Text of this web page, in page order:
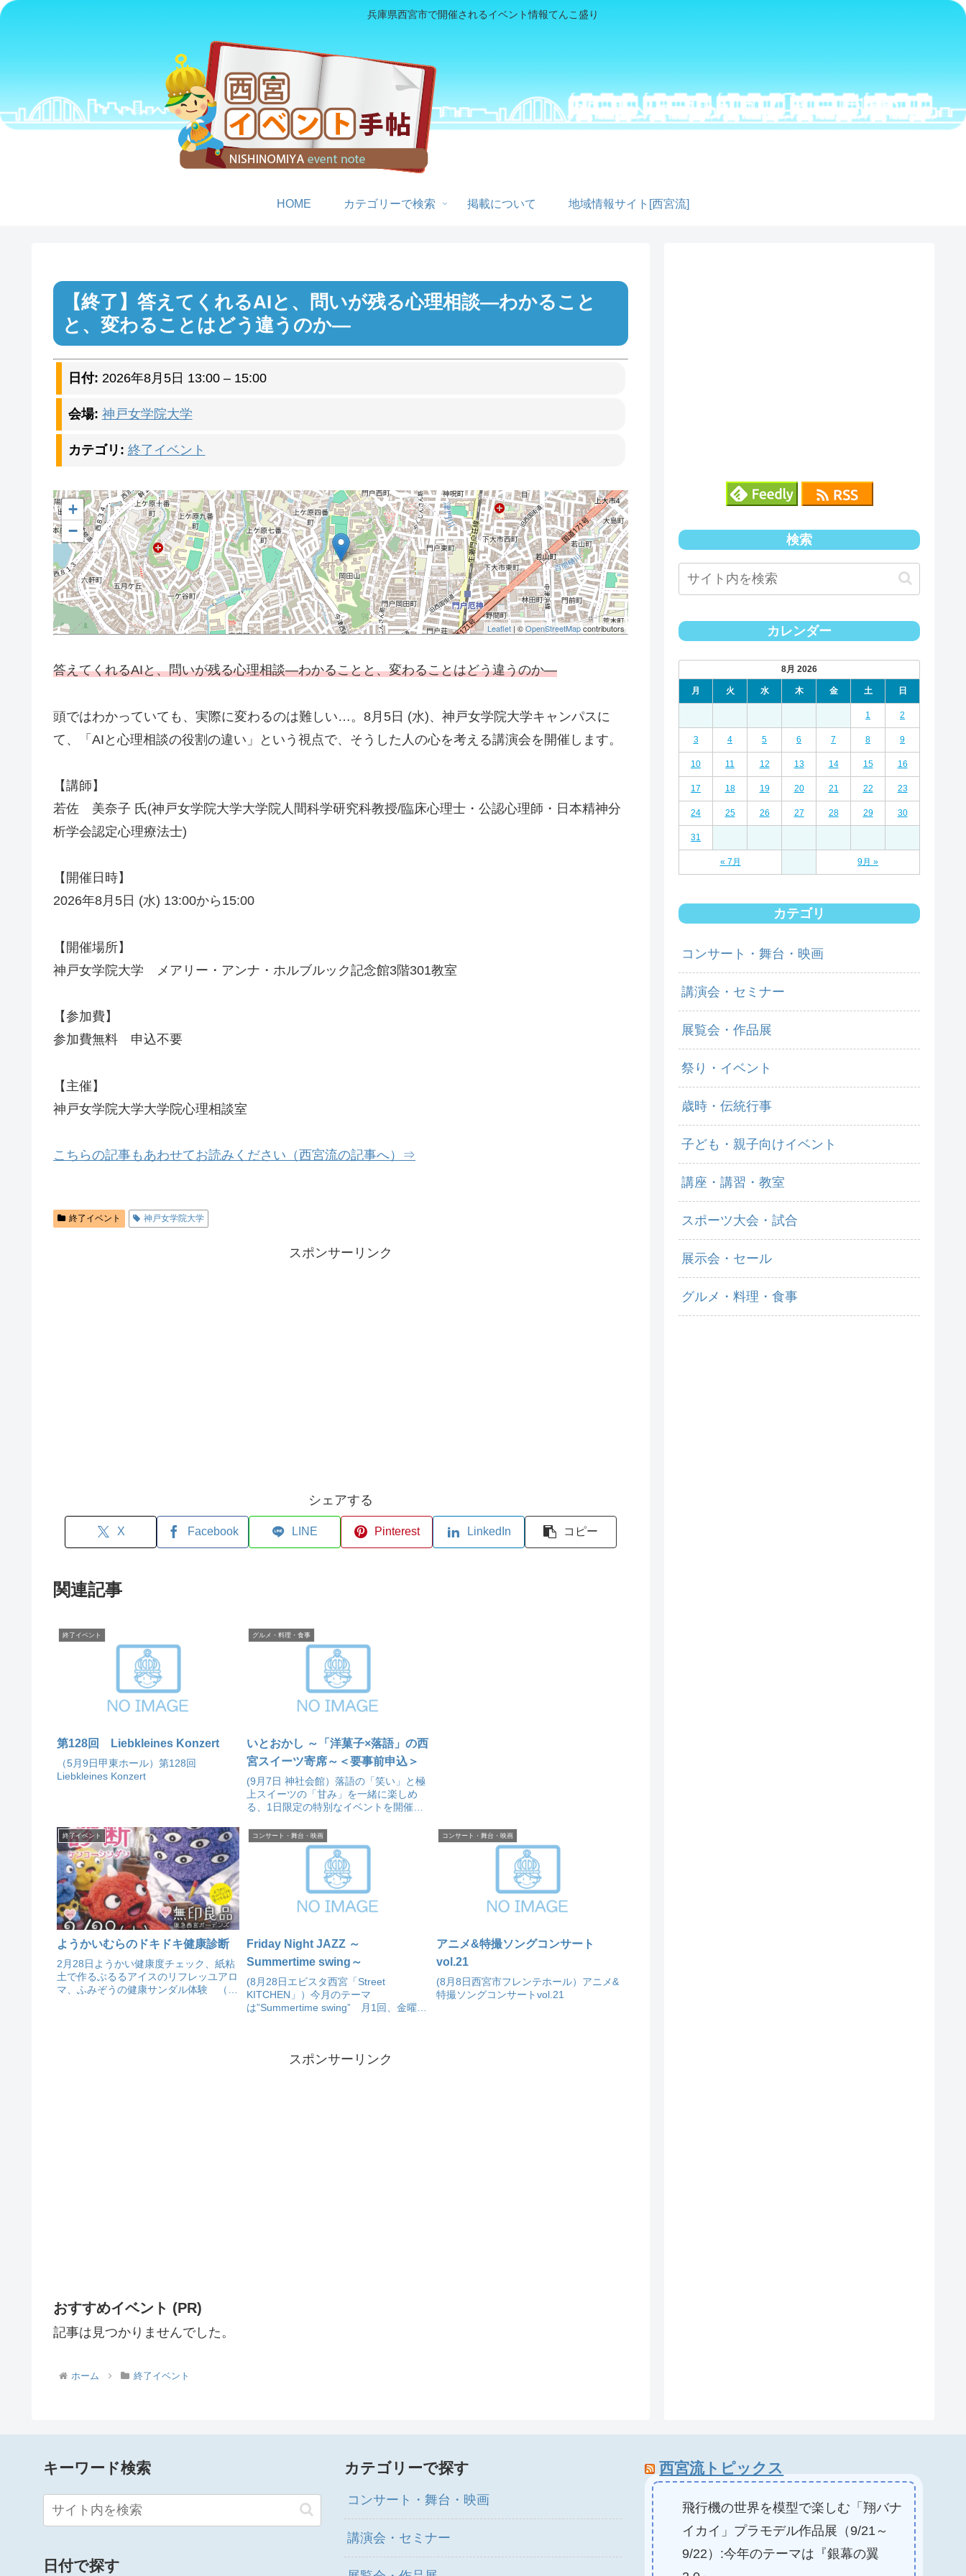
兵庫県西宮市で開催されるイベント情報てんこ盛り
HOME カテゴリーで検索 掲載について 地域情報サイト[西宮流]
答えてくれるAIと、問いが残る心理相談―わかること
と、変わることはどう違うのか―
日付: 2026年8月5日 13:00– 15:00
会場: 神戸女学院大学
カテゴリ: 終了イベント
+
−
Leaflet | ©OpenStreetMapcontributors
答えてくれるAIと、問いが残る心理相談―わかることと、変わることはどう違うのか―
頭ではわかっていても、実際に変わるのは難しい…。8月5日 (水)、神戸女学院大学キャンパスに
て、「AIと心理相談の役割の違い」という視点で、そうした人の心を考える講演会を開催します。
【講師】
若佐 美奈子 氏(神戸女学院大学大学院人間科学研究科教授/臨床心理士・公認心理師・日本精神分
析学会認定心理療法士)
【開催日時】
2026年8月5日 (水) 13:00から15:00
【開催場所】
神戸女学院大学 メアリー・アンナ・ホルブルック記念館3階301教室
【参加費】
参加費無料 申込不要
【主催】
神戸女学院大学大学院心理相談室
こちらの記事もあわせてお読みください（西宮流の記事へ）⇒
終了イベント 神戸女学院大学
スポンサーリンク
シェアする
X Facebook LINE Pinterest LinkedIn コピー
関連記事
終了イベント
第128回 Liebkleines Konzert
（5月9日甲東ホール）第128回
Liebkleines Konzert
グルメ・料理・食事
いとおかし ～「洋菓子×落語」の西
宮スイーツ寄席～＜要事前申込＞
(9月7日 神社会館）落語の「笑い」と極
上スイーツの「甘み」を一緒に楽しめ
る、1日限定の特別なイベントを開催＜
終了イベント
ようかいむらのドキドキ健康診断
2月28日ようかい健康度チェック、紙粘
土で作るぶるるアイスのリフレッユアロ
マ、ふみぞうの健康サンダル体験 （阪
コンサート・舞台・映画
Friday Night JAZZ ～
Summertime swing～
(8月28日エビスタ西宮「Street
KITCHEN」）今月のテーマ
は”Summertime swing” 月1回、金曜の
コンサート・舞台・映画
アニメ&特撮ソングコンサート
vol.21
(8月8日西宮市フレンテホール）アニメ&
特撮ソングコンサートvol.21
スポンサーリンク
おすすめイベント (PR)
記事は見つかりませんでした。
ホーム 終了イベント
検索
カレンダー
8月 2026
月 火 水 木 金 土 日
1 2
3 4 5 6 7 8 9
10 11 12 13 14 15 16
17 18 19 20 21 22 23
24 25 26 27 28 29 30
31
« 7月 9月 »
カテゴリ
コンサート・舞台・映画
講演会・セミナー
展覧会・作品展
祭り・イベント
歳時・伝統行事
子ども・親子向けイベント
講座・講習・教室
スポーツ大会・試合
展示会・セール
グルメ・料理・食事
キーワード検索
日付で探す
カテゴリーで探す
コンサート・舞台・映画
講演会・セミナー
西宮流トピックス
飛行機の世界を模型で楽しむ「翔バナ
イカイ」プラモデル作品展（9/21～
9/22）:今年のテーマは『銀幕の翼